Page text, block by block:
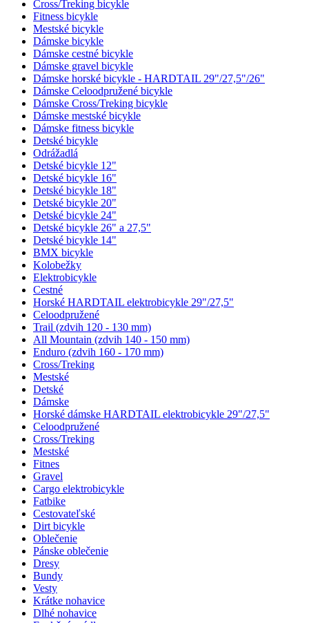
Cross/Treking bicykle
Fitness bicykle
Mestské bicykle
Dámske bicykle
Dámske cestné bicykle
Dámske gravel bicykle
Dámske horské bicykle - HARDTAIL 29"/27,5"/26"
Dámske Celoodpružené bicykle
Dámske Cross/Treking bicykle
Dámske mestské bicykle
Dámske fitness bicykle
Detské bicykle
Odrážadlá
Detské bicykle 12"
Detské bicykle 16"
Detské bicykle 18"
Detské bicykle 20"
Detské bicykle 24"
Detské bicykle 26" a 27,5"
Detské bicykle 14"
BMX bicykle
Kolobežky
Elektrobicykle
Cestné
Horské HARDTAIL elektrobicykle 29"/27,5"
Celoodpružené
Trail (zdvih 120 - 130 mm)
All Mountain (zdvih 140 - 150 mm)
Enduro (zdvih 160 - 170 mm)
Cross/Treking
Mestské
Detské
Dámske
Horské dámske HARDTAIL elektrobicykle 29"/27,5"
Celoodpružené
Cross/Treking
Mestské
Fitnes
Gravel
Cargo elektrobicykle
Fatbike
Cestovateľské
Dirt bicykle
Oblečenie
Pánske oblečenie
Dresy
Bundy
Vesty
Krátke nohavice
Dlhé nohavice